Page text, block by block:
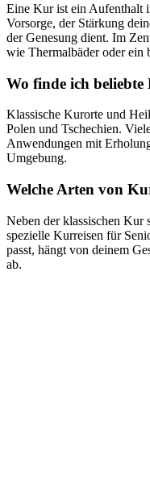
Eine Kur ist ein Aufenthalt
Vorsorge, der Stärkung
der Genesung dient. Im
wie Thermalbäder oder ein
Wo finde ich
Klassische Kurorte und
Polen und Tschechien.
Anwendungen mit
Umgebung.
Welche Arten von
Neben der klassischen
spezielle Kurreisen für
passt, hängt von deinem
ab.